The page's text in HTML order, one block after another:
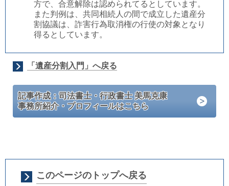
方で、合意解除は認められてるとしています。
また判例は、共同相続人の間で成立した遺産分
割協議は、詐害行為取消権の行使の対象となり
得るとしています。
「遺産分割入門」へ戻る
記事作成：司法書士・行政書士 美馬克康
事務所紹介・プロフィールはこちら
このページのトップへ戻る